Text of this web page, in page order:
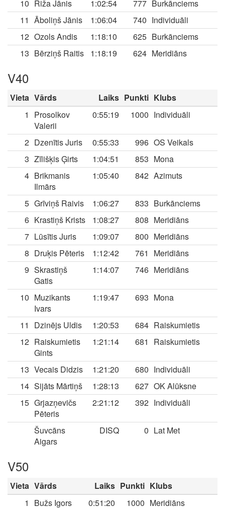
10 Riža Jānis 1:02:54 777 Burkānciems
11 Āboliņš Jānis 1:06:04 740 Individuāli
12 Ozols Andis 1:18:10 625 Burkānciems
13 Bērziņš Raitis 1:18:19 624 Meridiāns
V40
Vieta Vārds Laiks Punkti Klubs
1
Prosolkov
Valerii
0:55:19 1000 Individuāli
2 Dzenītis Juris 0:55:33 996 OS Veikals
3 Zīlišķis Ģirts 1:04:51 853 Mona
4 Brikmanis
Ilmārs
1:05:40 842 Azimuts
5 Grīviņš Raivis 1:06:27 833 Burkānciems
6 Krastiņš Krists 1:08:27 808 Meridiāns
7 Lūsītis Juris 1:09:07 800 Meridiāns
8 Druķis Pēteris 1:12:42 761
Meridiāns
9 Skrastiņš
Gatis
1:14:07 746 Meridiāns
10 Muzikants
Ivars
1:19:47 693 Mona
11 Dzinējs Uldis 1:20:53 684 Raiskumietis
12 Raiskumietis
Gints
1:21:14 681 Raiskumietis
13 Vecais Didzis 1:21:20 680 Individuāli
14 Sijāts Mārtiņš 1:28:13 627 OK Alūksne
15 Grjazņevičs
Pēteris
2:21:12 392 Individuāli
Šuvcāns
Aigars
DISQ 0 Lat Met
V50
Vieta Vārds Laiks Punkti Klubs
1
Bužs Igors 0:51:20 1000 Meridiāns